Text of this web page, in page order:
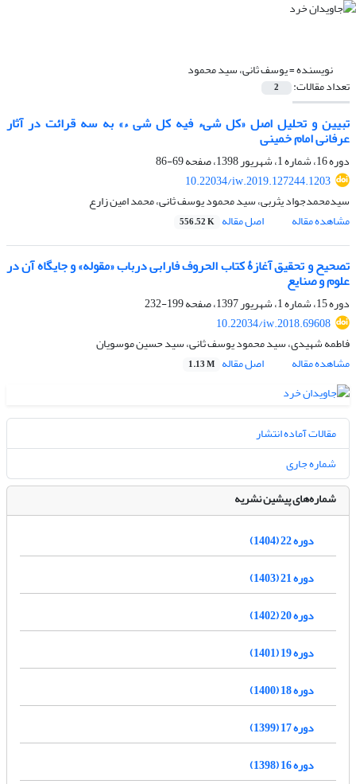
نویسنده =یوسف ثانی، سید محمود
تعداد مقالات: 2
تبیین و تحلیل اصل «کل شیء فیه کل شی ء» به سه قرائت در آثار
عرفانی امام خمینی
دوره 16، شماره 1، شهریور 1398، صفحه
69-86
10.22034/iw.2019.127244.1203
سیدمحمدجواد یثربی، سید محمود یوسف ثانی، محمد امین زارع
مشاهده مقاله
اصل مقاله 556.52 K
تصحیح و تحقیق آغازۀ کتاب الحروف فارابی درباب «مقوله» و جایگاه آن در
علوم و صنایع
دوره 15، شماره 1، شهریور 1397، صفحه
199-232
10.22034/iw.2018.69608
فاطمه شهیدی، سید محمود یوسف ثانی، سید حسین موسویان
مشاهده مقاله
اصل مقاله 1.13 M
مقالات آماده انتشار
شماره جاری
شماره‌های پیشین نشریه
دوره 22 (1404)
دوره 21 (1403)
دوره 20 (1402)
دوره 19 (1401)
دوره 18 (1400)
دوره 17 (1399)
دوره 16 (1398)